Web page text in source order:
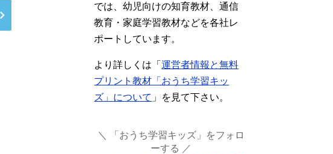
では、幼児向けの知育教材、通信
教育・家庭学習教材などを各社レ
ポートしています。
より詳しくは「運営者情報と無料
プリント教材「おうち学習キッ
ズ」について 」を見て下さい。
「おうち学習キッズ」をフォロ
ーする